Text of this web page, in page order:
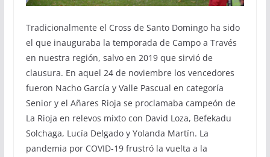
Tradicionalmente el Cross de Santo Domingo ha sido
el que inauguraba la temporada de Campo a Través
en nuestra región, salvo en 2019 que sirvió de
clausura. En aquel 24 de noviembre los vencedores
fueron Nacho García y Valle Pascual en categoría
Senior y el Añares Rioja se proclamaba campeón de
La Rioja en relevos mixto con David Loza, Befekadu
Solchaga, Lucía Delgado y Yolanda Martín. La
pandemia por COVID-19 frustró la vuelta a la